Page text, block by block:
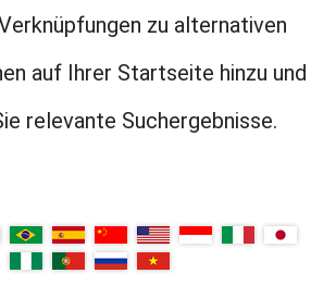
zu alternativen
auf Ihrer Startseite hinzu und
relevante Suchergebnisse.